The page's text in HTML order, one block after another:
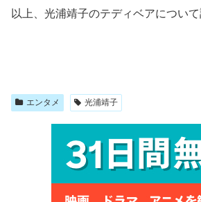
以上、光浦靖子のテディベアについて
エンタメ 光浦靖子